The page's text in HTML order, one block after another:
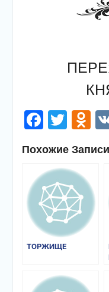
Похожие
ТОРЖИЩЕ